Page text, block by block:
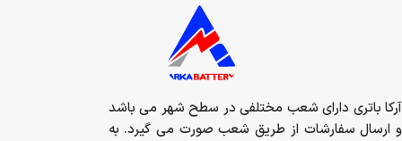
آرکا باتری دارای شعب مختلفی در سطح شهر می باشد
و ارسال سفارشات از طریق شعب صورت می گیرد. به